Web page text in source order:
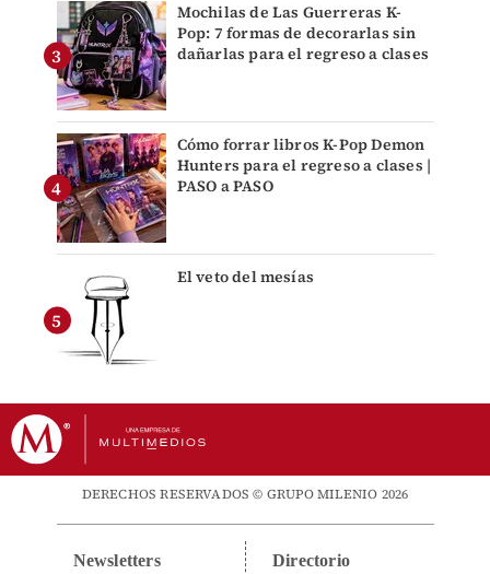
Mochilas de Las Guerreras K-
Pop: 7 formas de decorarlas sin
dañarlas para el regreso a clases
Cómo forrar libros K-Pop Demon
Hunters para el regreso a clases |
PASO a PASO
El veto del mesías
DERECHOS RESERVADOS © GRUPO MILENIO 2026
Newsletters Directorio